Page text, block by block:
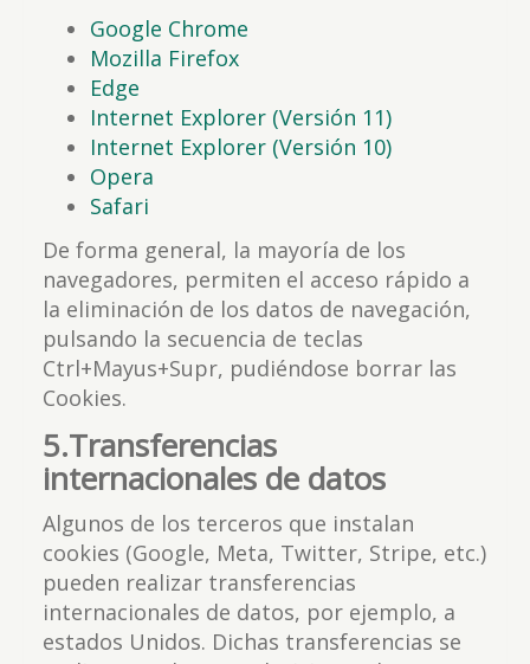
Google Chrome
Mozilla Firefox
Edge
Internet Explorer (Versión 11)
Internet Explorer (Versión 10)
Opera
Safari
De forma general, la mayoría de los
navegadores, permiten el acceso rápido a
la eliminación de los datos de navegación,
pulsando la secuencia de teclas
Ctrl+Mayus+Supr, pudiéndose borrar las
Cookies.
5.Transferencias
internacionales de datos
Algunos de los terceros que instalan
cookies (Google, Meta, Twitter, Stripe, etc.)
pueden realizar transferencias
internacionales de datos, por ejemplo, a
estados Unidos. Dichas transferencias se